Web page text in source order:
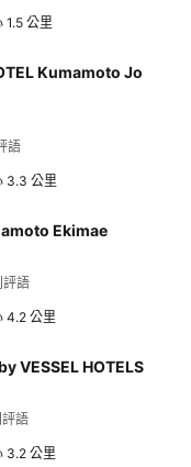
1.5 公里
Kumamoto Jo
語
3.3 公里
Ekimae
評語
4.2 公里
VESSEL HOTELS
評語
3.2 公里